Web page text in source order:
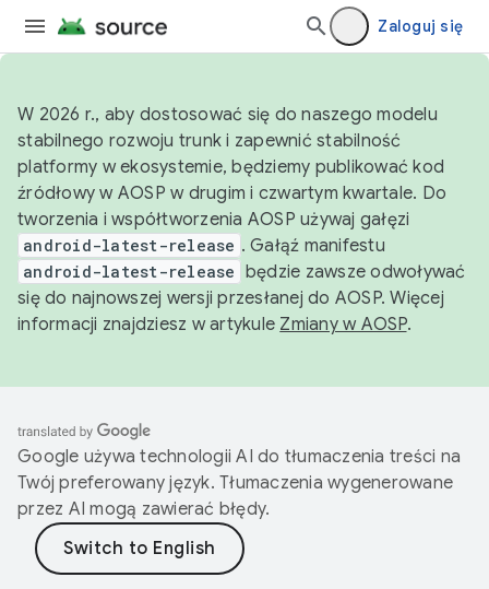
Zaloguj się
W 2026 r., aby dostosować się do naszego modelu
stabilnego rozwoju trunk i zapewnić stabilność
platformy w ekosystemie, będziemy publikować kod
źródłowy w AOSP w drugim i czwartym kwartale. Do
tworzenia i współtworzenia AOSP używaj gałęzi
android-latest-release . Gałąź manifestu
android-latest-release będzie zawsze odwoływać
się do najnowszej wersji przesłanej do AOSP. Więcej
informacji znajdziesz w artykule Zmiany w AOSP.
Google używa technologii AI do tłumaczenia treści na
Twój preferowany język. Tłumaczenia wygenerowane
przez AI mogą zawierać błędy.